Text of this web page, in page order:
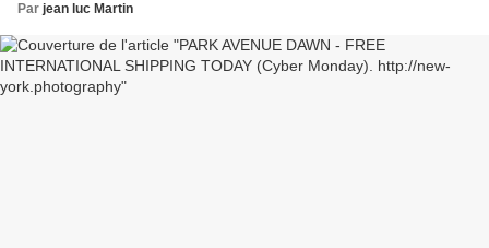
Par jean luc Martin